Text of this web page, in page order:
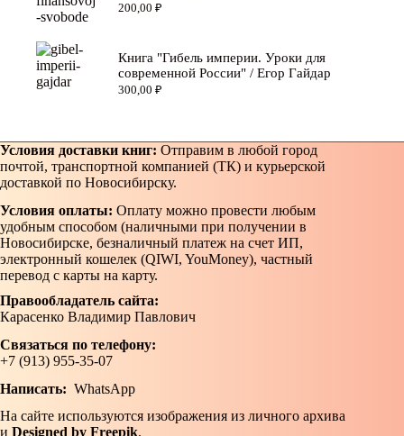
200,00 ₽
Книга "Гибель империи. Уроки для
современной России" / Егор Гайдар
300,00 ₽
Условия доставки книг: Отправим в любой город
почтой, транспортной компанией (ТК) и курьерской
доставкой по Новосибирску.
Условия оплаты: Оплату можно провести любым
удобным способом (наличными при получении в
Новосибирске, безналичный платеж на счет ИП,
электронный кошелек (QIWI, YouMoney), частный
перевод с карты на карту.
Правообладатель сайта:
Карасенко Владимир Павлович
Связаться по телефону:
+7 (913) 955-35-07
Написать: WhatsApp
На сайте используются изображения из личного архива
и Designed by Freepik.